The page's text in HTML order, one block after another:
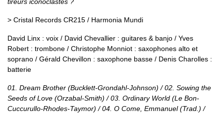
> Cristal Records CR215 / Harmonia Mundi
David Linx : voix / David Chevallier : guitares & banjo / Yves
Robert : trombone / Christophe Monniot : saxophones alto et
soprano / Gérald Chevillon : saxophone basse / Denis Charolles :
batterie
01. Dream Brother (Bucklett-Grondahl-Johnson) / 02. Sowing the
Seeds of Love (Orzabal-Smith) / 03. Ordinary World (Le Bon-
Cuccurullo-Rhodes-Taymor) / 04. O Come, Emmanuel (Trad.) /